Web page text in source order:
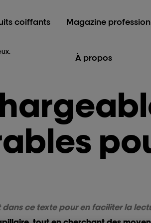
coiffants Magazine
À propos
ce texte pour en faciliter la